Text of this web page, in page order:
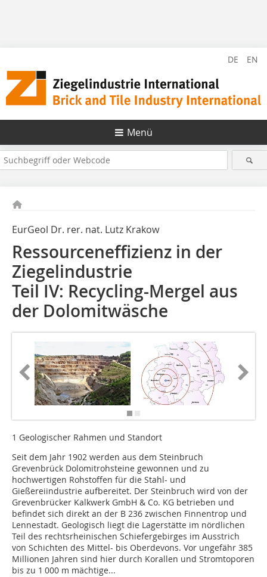
DE EN
Menü
EurGeol Dr. rer. nat. Lutz Krakow
Ressourceneffizienz in der
Ziegelindustrie
Teil IV: Recycling-Mergel aus
der Dolomitwäsche
1 Geologischer Rahmen und Standort
Seit dem Jahr 1902 werden aus dem Steinbruch
Grevenbrück Dolomitrohsteine gewonnen und zu
hochwertigen Roh­stoffen für die Stahl- und
Gießereiindustrie aufbereitet. Der Steinbruch wird von der
Grevenbrücker Kalkwerk GmbH & Co. KG betrieben und
befindet sich direkt an der B 236 zwischen Finnentrop und
Lennestadt. Geologisch liegt die Lagerstätte im nördlichen
Teil des rechtsrheinischen Schiefergebirges im Ausstrich
von Schichten des Mittel- bis Oberdevons. Vor ungefähr 385
Millionen Jahren sind hier durch Korallen und Stromtoporen
bis zu 1 000 m mächtige...